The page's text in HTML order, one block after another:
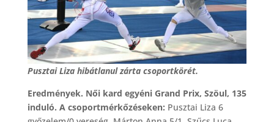
Pusztai Liza hibátlanul zárta csoportkörét.
Eredmények. Női kard egyéni Grand Prix, Szöul, 135
induló. A csoportmérkőzéseken: Pusztai Liza 6